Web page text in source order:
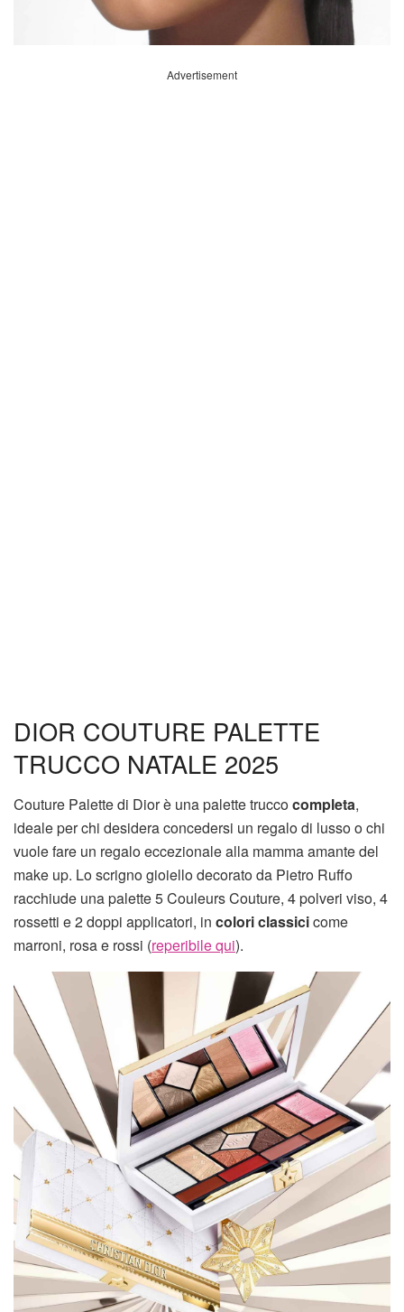
Advertisement
DIOR COUTURE PALETTE
TRUCCO NATALE 2025
Couture Palette di Dior è una palette truccocompleta,
ideale per chi desidera concedersi un regalo di lusso o chi
vuole fare un regalo eccezionale alla mamma amante del
make up. Lo scrigno gioiello decorato da Pietro Ruffo
racchiude una palette 5 Couleurs Couture, 4 polveri viso, 4
rossetti e 2 doppi applicatori, in colori classicicome
marroni, rosa e rossi (reperibile qui).